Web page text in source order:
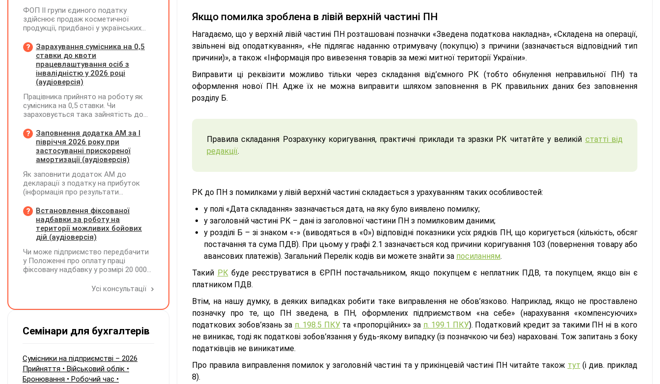
Якщо помилка зроблена в лівій верхній частині ПН
Нагадаємо, що у верхній лівій частині ПН розташовані позначки «Зведена податкова накладна», «Складена на операції,
звільнені від оподаткування», «Не підлягає наданню отримувачу (покупцю) з причини (зазначається відповідний тип
причини)», а також «Інформація про вивезення товарів за межі митної території України».
Виправити ці реквізити можливо тільки через складання від’ємного РК (тобто обнулення неправильної ПН) та
оформлення нової ПН. Адже їх не можна виправити шляхом заповнення в РК правильних даних без заповнення
розділу Б.
Правила складання Розрахунку коригування, практичні приклади та зразки РК читатйте у великій статті від
редакції.
РК до ПН з помилками у лівій верхній частині складається з урахуванням таких особливостей:
у полі «Дата складання» зазначається дата, на яку було виявлено помилку;
у заголовній частині РК – дані із заголовної частини ПН з помилковим даними;
у розділі Б – зі знаком «-» (виводяться в «0») відповідні показники усіх рядків ПН, що коригується (кількість, обсяг
постачання та сума ПДВ). При цьому у графі 2.1 зазначається код причини коригування 103 (повернення товару або
авансових платежів). Загальний Перелік кодів ви можете знайти за посиланням.
Такий РКбуде реєструватися в ЄРПН постачальником, якщо покупцем є неплатник ПДВ, та покупцем, якщо він є
платником ПДВ.
Втім, на нашу думку, в деяких випадках робити таке виправлення не обов’язково. Наприклад, якщо не проставлено
позначку про те, що ПН зведена, в ПН, оформлених підприємством «на себе» (нарахування «компенсуючих»
податкових зобов’язань за п. 198.5 ПКУта «пропорційних» за п. 199.1 ПКУ). Податковий кредит за такими ПН ні в кого
не виникає, тоді як податкові зобов’язання у будь-якому випадку (із позначкою чи без) нараховані. Тож запитань з боку
податківців не виникатиме.
Про правила виправлення помилок у заголовній частині та у прикінцевій частині ПН читайте також тут (і див. приклад
8).
ФОП ІІ групи єдиного податку
здійснює продаж косметичної
продукції, придбаної у українських
потрібно вимагати від
постачальника після 03.08.2026 року у
зв'язку з повним набранням чинності
Технічного регламенту на косметичну
продукцію, затвердженого
№65?
Зарахування сумісника на 0,5
ставки до квоти
працевлаштування осіб з
інвалідністю у 2026 році
(аудіоверсія)
Працівника прийнято на роботу як
сумісника на 0,5 ставки. Чи
зараховується така зайнятість до
осіб з інвалідністю відповідно до
вимог законодавства?
Заповнення додатка АМ за І
півріччя 2026 року при
застосуванні прискореної
амортизації (аудіоверсія)
Як заповнити додаток АМ до
декларації з податку на прибуток
(інформація про результати
Чи потрібно для цього брати дані
станом на 01.01.2026 р.? Якщо до
окремих верстатів групи 4
застосовується прискорена
вартість усіх таких верстатів на
початок і кінець звітного періоду?
При цьому щодо частини верстатів
прискореної амортизації прийнято з
01.01.2026 р.
Встановлення фіксованої
надбавки за роботу на
території можливих бойових
дій (аудіоверсія)
Чи може підприємство передбачити
у Положенні про оплату праці
фіксовану надбавку у розмірі 20 000
бойових дій, якщо для окремих
Усі консультації
Семінари для бухгалтерів
Сумісники на підприємстві – 2026
Прийняття • Військовий облік •
Бронювання • Робочий час •